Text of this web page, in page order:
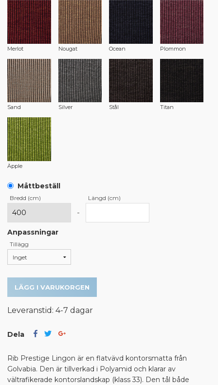
Merlot Nougat Ocean Plommon
Sand Silver Stål Titan
Äpple
Måttbeställ
Bredd (cm)
-
Längd (cm)
Anpassningar
Tillägg
LÄGG I VARUKORGEN
Leveranstid: 4-7 dagar
Dela
Rib Prestige Lingon är en flatvävd kontorsmatta från
Golvabia. Den är tillverkad i Polyamid och klarar av
vältrafikerade kontorslandskap (klass 33). Den tål både